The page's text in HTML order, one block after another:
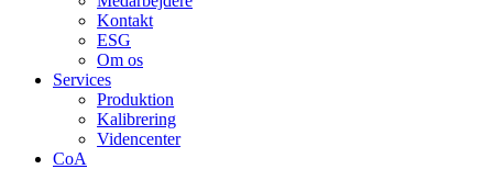
Kontakt
ESG
Om os
Services
Produktion
Kalibrering
Videncenter
CoA